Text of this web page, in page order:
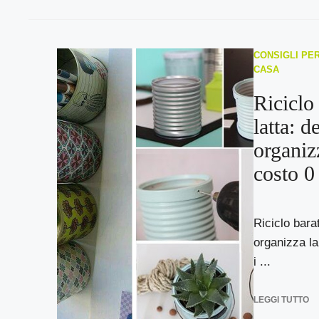
CONSIGLI
CASA
Riciclo
latta:
costo 0
Riciclo
organizza
i ...
LEGGI TUTTO